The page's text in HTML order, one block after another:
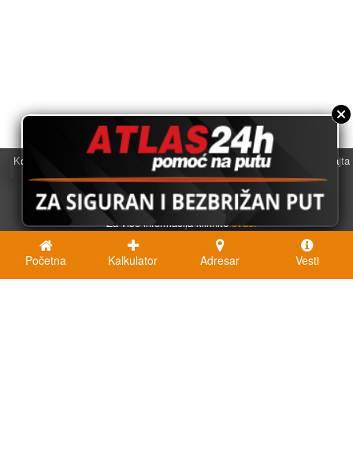
Koristimo kolačiće u svrhu boljeg korisničkog iskustva. Korišćenjem sajta
saglasni ste sa njihovom upotrebom.
U redu
Za više informacija klikniteovde.
Početna Kalkulator Adresar Vesti